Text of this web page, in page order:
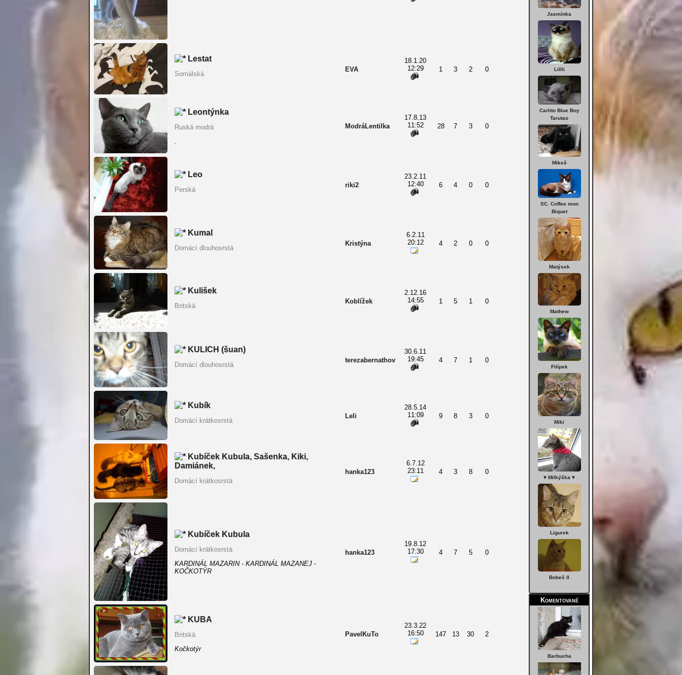
Jasmínka
Lillli
Carlito Blue Boy
Tarutao
Mikeš
SC. Coffee mon
Biquet
Matýsek
Mathew
Filípek
Miki
♥ Milkýška ♥
Ligurek
Bobeš II
Komentované
Barbucha
Lestat
Somálská
EVA
18.1.20
12:29
1 3 2 0
Leontýnka
Ruská modrá
.
ModráLentilka
17.8.13
11:52
28 7 3 0
Leo
Perská
riki2
23.2.11
12:40
6 4 0 0
Kumal
Domácí dlouhosrstá
Kristýna
6.2.11
20:12
4 2 0 0
Kulišek
Britská
Koblížek
2.12.16
14:55
1 5 1 0
KULICH (šuan)
Domácí dlouhosrstá
terezabernathov
30.6.11
19:45
4 7 1 0
Kubík
Domácí krátkosrstá
Leli
28.5.14
11:09
9 8 3 0
Kubíček Kubula, Sašenka, Kiki,
Damiánek,
Domácí krátkosrstá
hanka123
6.7.12
23:11
4 3 8 0
Kubíček Kubula
Domácí krátkosrstá
KARDINÁL MAZARIN - KARDINÁL MAZANEJ -
KOČKOTÝR
hanka123
19.8.12
17:30
4 7 5 0
KUBA
Britská
Kočkotýr
PavelKuTo
23.3.22
16:50
147 13 30 2